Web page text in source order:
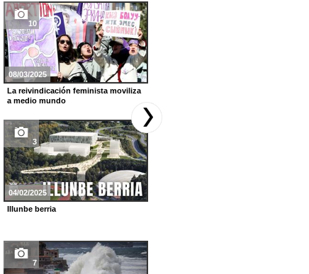
10
08/03/2025
La reivindicación feminista moviliza
a medio mundo
3
04/02/2025
Illunbe berria
7